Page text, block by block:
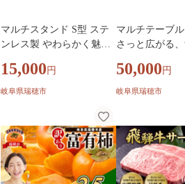
マルチスタンド S型 ステ
ンレス製 やわらかく魅せ
房具 収納 スタンド 歯ブラ
シスタンド ステンレス 雑
ク 机 洗面 便利 岐阜 瑞穂
市
15,000 円
岐阜県瑞穂市
マルチテーブ
さっと広がる
り畳み 持ち歩
アウトドア
50,000 円
岐阜県瑞穂市